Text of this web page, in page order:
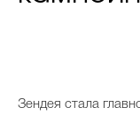
Зендея стала